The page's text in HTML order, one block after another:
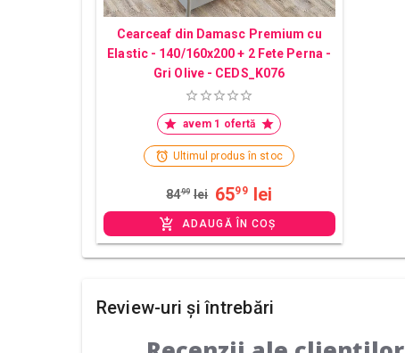
Cearceaf din Damasc Premium cu
Elastic - 140/160x200 + 2 Fete Perna -
Gri Olive - CEDS_K076
avem 1 ofertă
Ultimul produs în stoc
8499 lei 6599 lei
ADAUGĂ ÎN COȘ
Review-uri și întrebări